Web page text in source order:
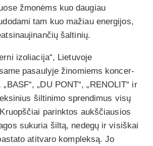
žmonėms kuo daugiau
tam kuo mažiau energijos,
šaltinių.
izoliacija“, Lietuvoje
pasaulyje žinomiems koncer-
„BASF“, „DU PONT“, „RENOLIT“ ir
šiltinimo sprendimus visų
parinktos aukščiausios
sukuria šiltą, nedegų ir visiškai
atitvaro kompleksą. Jo